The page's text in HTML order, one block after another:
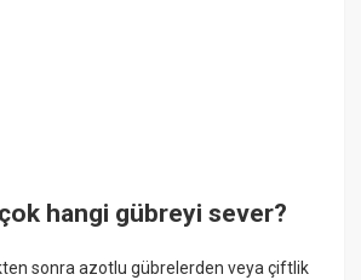
hangi gübreyi sever?
sonra azotlu gübrelerden veya çiftlik